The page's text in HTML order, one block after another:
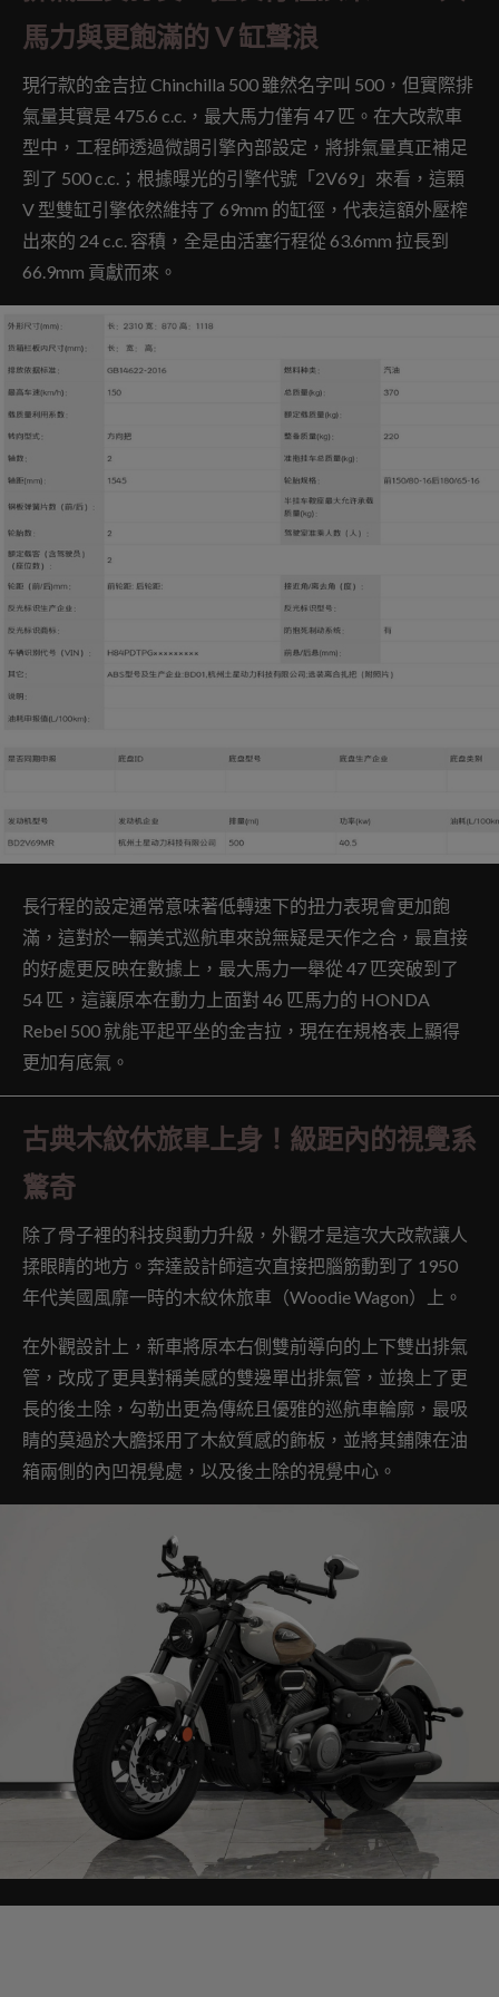
馬力與更飽滿的 V 缸聲浪
現行款的金吉拉 Chinchilla 500 雖然名字叫 500，但實際排
氣量其實是 475.6 c.c.，最大馬力僅有 47 匹。在大改款車
型中，工程師透過微調引擎內部設定，將排氣量真正補足
到了 500 c.c.；根據曝光的引擎代號「2V69」來看，這顆
V 型雙缸引擎依然維持了 69mm 的缸徑，代表這額外壓榨
出來的 24 c.c. 容積，全是由活塞行程從 63.6mm 拉長到
66.9mm 貢獻而來。
長行程的設定通常意味著低轉速下的扭力表現會更加飽
滿，這對於一輛美式巡航車來說無疑是天作之合，最直接
的好處更反映在數據上，最大馬力一舉從 47 匹突破到了
54 匹，這讓原本在動力上面對 46 匹馬力的 HONDA
Rebel 500 就能平起平坐的金吉拉，現在在規格表上顯得
更加有底氣。
古典木紋休旅車上身！級距內的視覺系
驚奇
除了骨子裡的科技與動力升級，外觀才是這次大改款讓人
揉眼睛的地方。奔達設計師這次直接把腦筋動到了 1950
年代美國風靡一時的木紋休旅車（Woodie Wagon）上。
在外觀設計上，新車將原本右側雙前導向的上下雙出排氣
管，改成了更具對稱美感的雙邊單出排氣管，並換上了更
長的後土除，勾勒出更為傳統且優雅的巡航車輪廓，最吸
睛的莫過於大膽採用了木紋質感的飾板，並將其鋪陳在油
箱兩側的內凹視覺處，以及後土除的視覺中心。